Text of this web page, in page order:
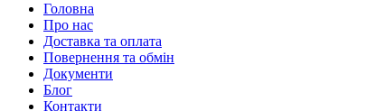
Головна
Про нас
Доставка та оплата
Повернення та обмін
Документи
Блог
Контакти